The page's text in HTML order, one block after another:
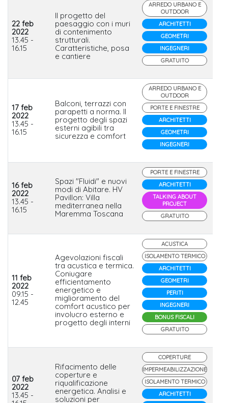
22 feb
2022
13.45 -
16.15
Il progetto del
paesaggio con i muri
di contenimento
strutturali.
Caratteristiche, posa
e cantiere
ARREDO URBANO E
OUTDOOR
ARCHITETTI
GEOMETRI
INGEGNERI
GRATUITO
17 feb
2022
13.45 -
16.15
Balconi, terrazzi con
parapetti a norma. Il
progetto degli spazi
esterni agibili tra
sicurezza e comfort
ARREDO URBANO E
OUTDOOR
PORTE E FINESTRE
ARCHITETTI
GEOMETRI
INGEGNERI
16 feb
2022
13.45 -
16.15
Spazi "Fluidi" e nuovi
modi di Abitare. HV
Pavillon: Villa
mediterranea nella
Maremma Toscana
PORTE E FINESTRE
ARCHITETTI
TALKING ABOUT
PROJECT
GRATUITO
11 feb
2022
09.15 -
12.45
Agevolazioni fiscali
tra acustica e termica.
Coniugare
efficientamento
energetico e
miglioramento del
comfort acustico per
involucro esterno e
progetto degli interni
ACUSTICA
ISOLAMENTO TERMICO
ARCHITETTI
GEOMETRI
PERITI
INGEGNERI
BONUS FISCALI
GRATUITO
07 feb
2022
13.45 -
Rifacimento delle
coperture e
riqualificazione
energetica. Analisi e
soluzioni per
COPERTURE
IMPERMEABILIZZAZIONE
ISOLAMENTO TERMICO
ARCHITETTI